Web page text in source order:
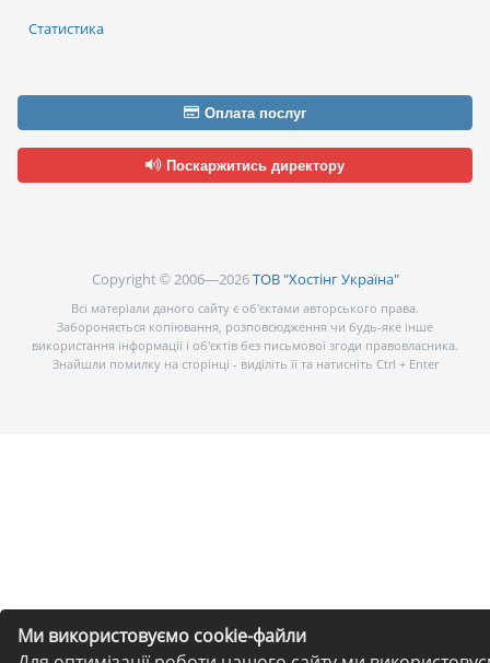
Ми використовуємо cookie-файли
Статистика
Оплата послуг
Поскаржитись директору
Copyright © 2006—2026ТОВ "Хостінг Україна"
Всі матеріали даного сайту є об’єктами авторського права.
Забороняється копіювання, розповсюдження чи будь-яке інше
використання інформації і об’єктів без письмової згоди правовласника.
Знайшли помилку на сторінці - виділіть її та натисніть Ctrl + Enter